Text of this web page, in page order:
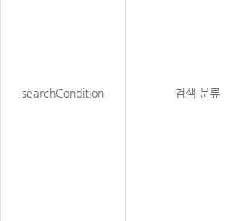
searchCondition 검색 분류